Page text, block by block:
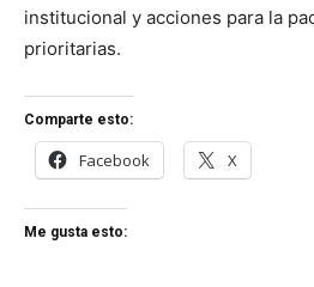
institucional y acciones para la
prioritarias.
Comparte esto:
Facebook X
Me gusta esto: